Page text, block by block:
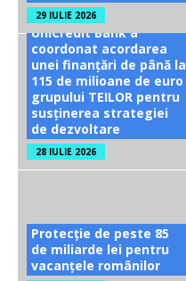
29 IULIE 2026
UniCredit Bank a
coordonat acordarea
unei finanțări de până la
115 de milioane de euro
grupului TEILOR pentru
susținerea strategiei
de dezvoltare
28 IULIE 2026
Protecție de peste 85
de miliarde lei pentru
vacanțele românilor